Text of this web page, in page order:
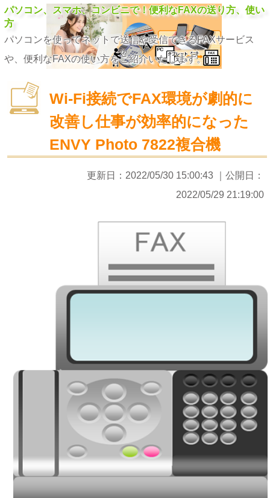
パソコン、スマホ、コンビニで！便利なFAXの送り方、使い
方
パソコンを使ってネットで送信や受信できるFAXサービス
や、便利なFAXの使い方をご紹介いたします。
Wi-Fi接続でFAX環境が劇的に
改善し仕事が効率的になった
ENVY Photo 7822複合機
更新日： 2022/05/30 15:00:43 ｜公開日：
2022/05/29 21:19:00